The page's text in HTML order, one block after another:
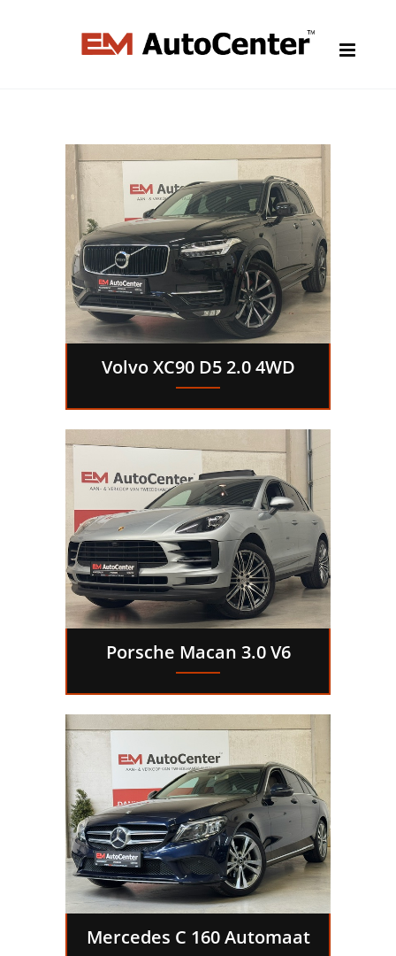
Volvo XC90 D5 2.0 4WD
Porsche Macan 3.0 V6
Mercedes C 160 Automaat